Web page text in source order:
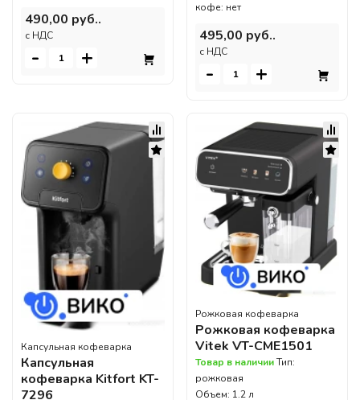
490,00 руб..
c НДС
- +
кофе: нет
495,00 руб..
c НДС
- +
Капсульная кофеварка
Капсульная
кофеварка Kitfort KT-
7296
Рожковая кофеварка
Рожковая кофеварка
Vitek VT-CME1501
Товар в наличииТип:
рожковая
Объем: 1.2 л